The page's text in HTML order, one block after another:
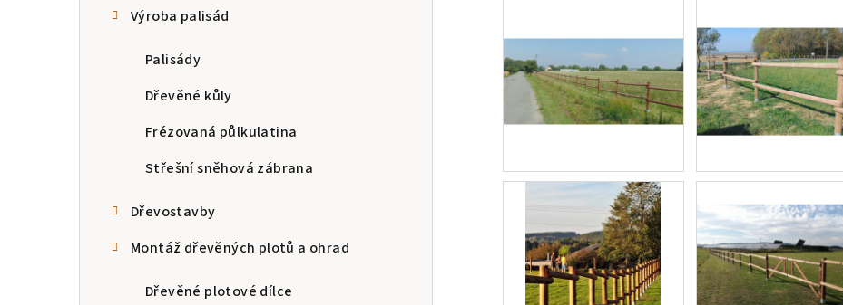
Výroba palisád
Palisády
Dřevěné kůly
Frézovaná půlkulatina
Střešní sněhová zábrana
Dřevostavby
Montáž dřevěných plotů a ohrad
Dřevěné plotové dílce